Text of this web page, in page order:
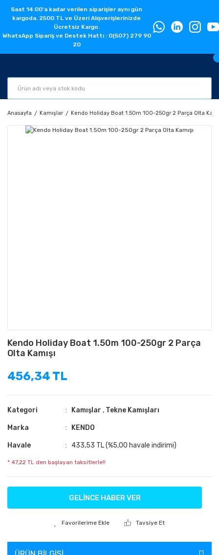
Saat 14:00'a kadar verilen siparişler aynı gün
kargoda. 2500 TL ve Üzeri Alışverişlerinizde
Ücretsiz Kargo.
WhatsApp Sipariş ve Destek Hattı : 0(507) 279 90
20
Anasayfa Kamışlar Kendo Holiday Boat 1.50m 100-250gr 2 Parça Olta
Kendo Holiday Boat 1.50m 100-250gr 2 Parça
Olta Kamışı
456,34 TL
Kategori Kamışlar , Tekne Kamışları
Marka KENDO
Havale 433,53 TL (%5,00 havale indirimi)
* 47,22 TL den başlayan taksitlerle!!
GELİNCE HABER VER
Tavsiye Et